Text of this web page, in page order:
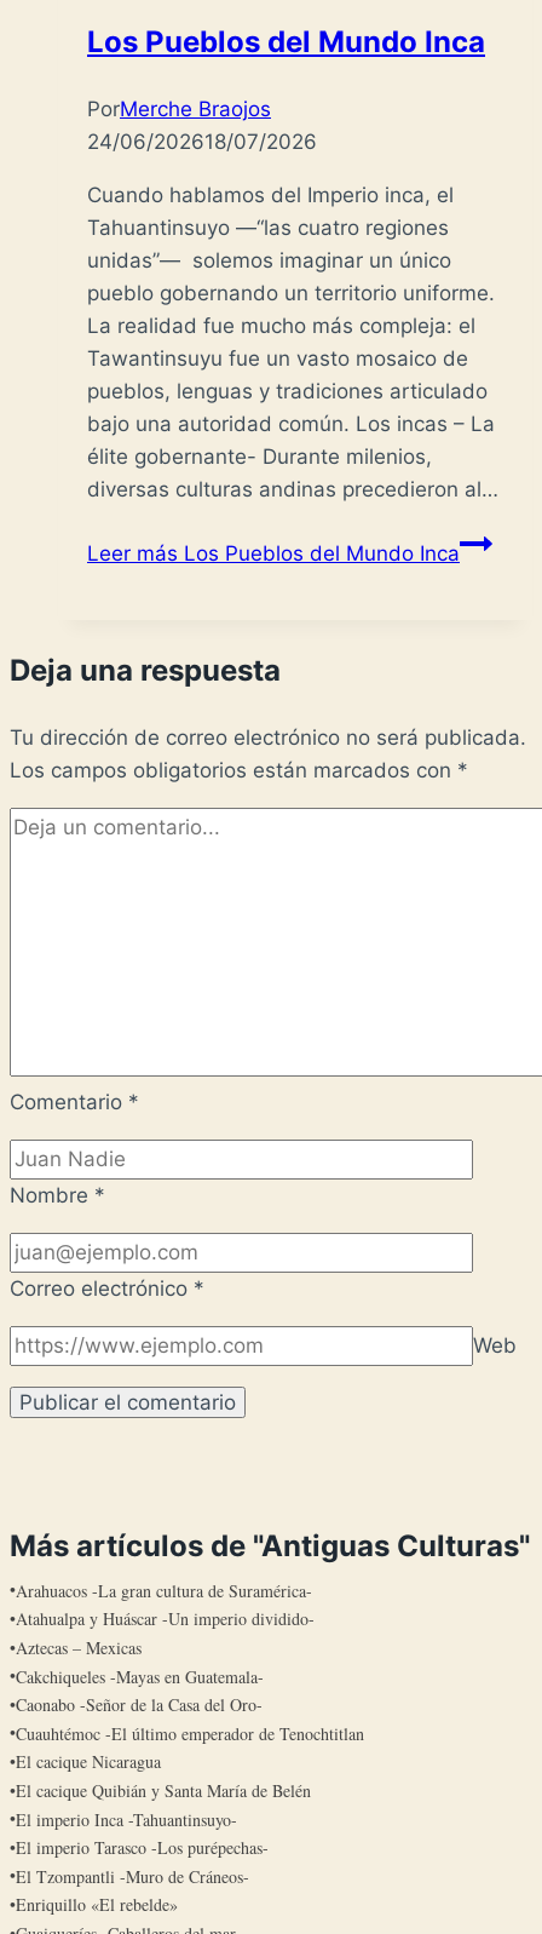
Los Pueblos del Mundo Inca
PorMerche Braojos
24/06/202618/07/2026
Cuando hablamos del Imperio inca, el
Tahuantinsuyo —“las cuatro regiones
unidas”— solemos imaginar un único
pueblo gobernando un territorio uniforme.
La realidad fue mucho más compleja: el
Tawantinsuyu fue un vasto mosaico de
pueblos, lenguas y tradiciones articulado
bajo una autoridad común. Los incas – La
élite gobernante- Durante milenios,
diversas culturas andinas precedieron al…
Leer más Los Pueblos del Mundo Inca
Deja una respuesta
Tu dirección de correo electrónico no será publicada.
Los campos obligatorios están marcados con *
Comentario *
Nombre *
Correo electrónico *
Web
Más artículos de "Antiguas Culturas"
Arahuacos -La gran cultura de Suramérica-
Atahualpa y Huáscar -Un imperio dividido-
Aztecas – Mexicas
Cakchiqueles -Mayas en Guatemala-
Caonabo -Señor de la Casa del Oro-
Cuauhtémoc -El último emperador de Tenochtitlan
El cacique Nicaragua
El cacique Quibián y Santa María de Belén
El imperio Inca -Tahuantinsuyo-
El imperio Tarasco -Los purépechas-
El Tzompantli -Muro de Cráneos-
Enriquillo «El rebelde»